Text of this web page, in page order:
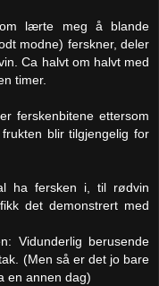
lærte meg å blande
modne) ferskner, deler
Ca halvt om halvt med
timer.
ferskenbitene ettersom
blir tilgjengelig for
ha fersken i, til rødvin
det demonstrert med
Vidunderlig berusende
(Men så er det jo bare
en annen dag)